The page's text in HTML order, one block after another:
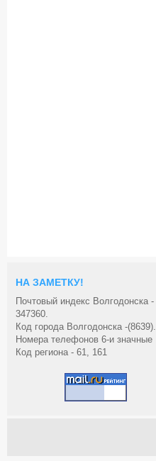
НА ЗАМЕТКУ!
Почтовый индекс Волгодонска -
347360.
Код города Волгодонска -(8639).
Номера телефонов 6-и значные
Код региона - 61, 161